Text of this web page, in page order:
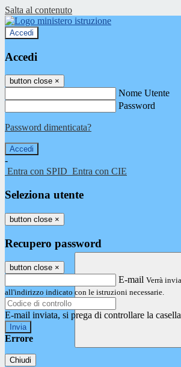
Salta al contenuto
Accedi
Accedi
button close ×
Nome Utente
Password
Password dimenticata?
-
Entra con SPID Entra con CIE
Seleziona utente
button close ×
Recupero password
button close ×
E-mail Verrà
all'indirizzo indicato con le istruzioni necessarie.
E-mail inviata, si prega di controllare la
Errore
Chiudi